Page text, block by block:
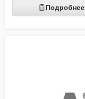
Подробнее